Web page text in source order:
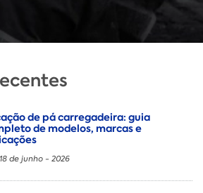
de pá carregadeira: guia
de modelos, marcas e
18 de junho - 2026